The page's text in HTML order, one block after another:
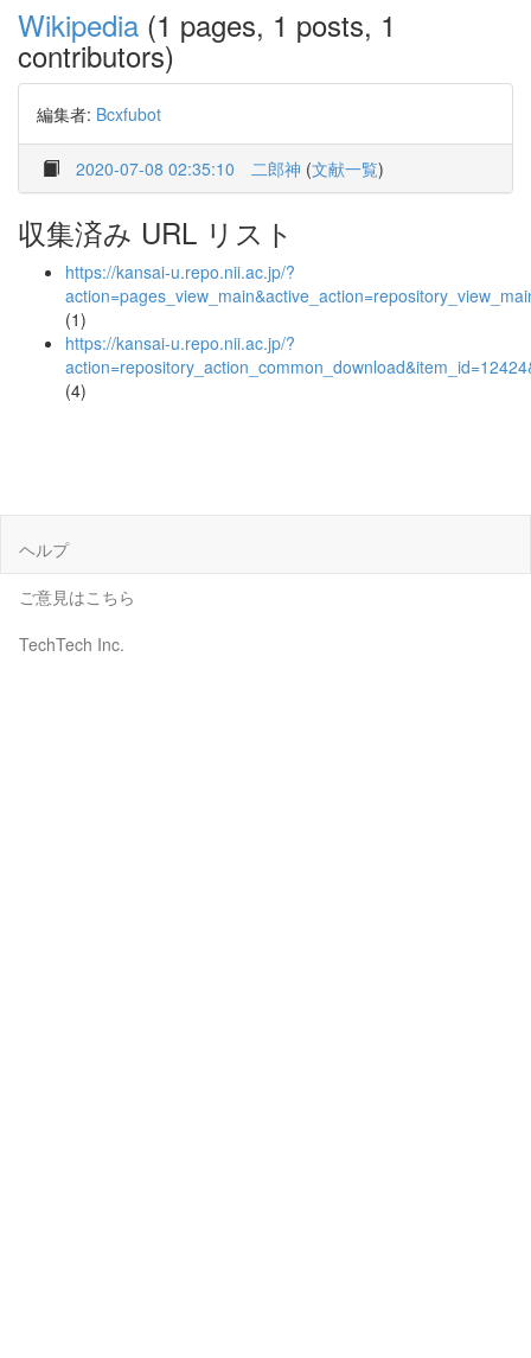
Wikipedia (1 pages, 1 posts, 1
contributors)
編集者: Bcxfubot
2020-07-08 02:35:10 二郎神 (文献一覧)
収集済み URL リスト
https://kansai-u.repo.nii.ac.jp/?
(1)
https://kansai-u.repo.nii.ac.jp/?
(4)
ヘルプ
ご意見はこちら
TechTech Inc.